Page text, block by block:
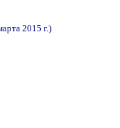
2015 г.)